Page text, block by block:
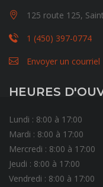
125 route 125,
1 (450) 397-0774
Envoyer un courriel
HEURES
Lundi : 8:00 à 17:00
Mardi : 8:00 à 17:00
Mercredi : 8:00 à 17:00
Jeudi : 8:00 à 17:00
Vendredi : 8:00 à 17:00